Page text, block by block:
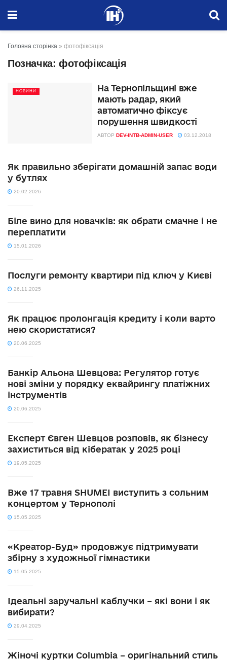
Головна сторінка » фотофіксація
Позначка: фотофіксація
НОВИНИ
На Тернопільщині вже
мають радар, який
автоматично фіксує
порушення швидкості
АВТОР DEV-INTB-ADMIN-USER 03.12.2018
Як правильно зберігати домашній запас води
у бутлях
20.02.2026
Біле вино для новачків: як обрати смачне і не
переплатити
15.01.2026
Послуги ремонту квартири під ключ у Києві
26.11.2025
Як працює пролонгація кредиту і коли варто
нею скористатися?
20.06.2025
Банкір Альона Шевцова: Регулятор готує
нові зміни у порядку еквайрингу платіжних
інструментів
20.06.2025
Експерт Євген Шевцов розповів, як бізнесу
захиститься від кібератак у 2025 році
19.05.2025
Вже 17 травня SHUMEI виступить з сольним
концертом у Тернополі
15.05.2025
«Креатор-Буд» продовжує підтримувати
збірну з художньої гімнастики
15.05.2025
Ідеальні заручальні каблучки – які вони і як
вибирати?
29.04.2025
Жіночі куртки Columbia – оригінальний стиль